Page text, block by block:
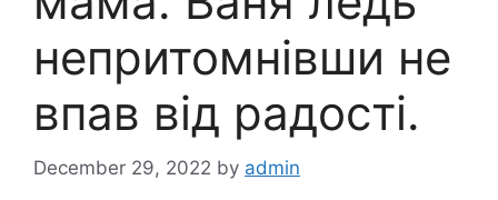
непритомнівши не
впав від радості.
December 29, 2022 by admin